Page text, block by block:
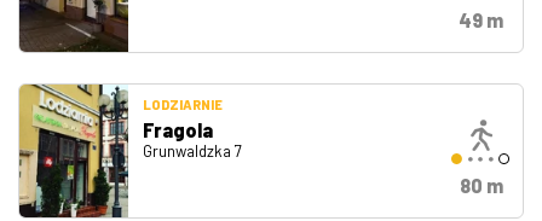
49 m
LODZIARNIE
Fragola
Grunwaldzka 7
80 m